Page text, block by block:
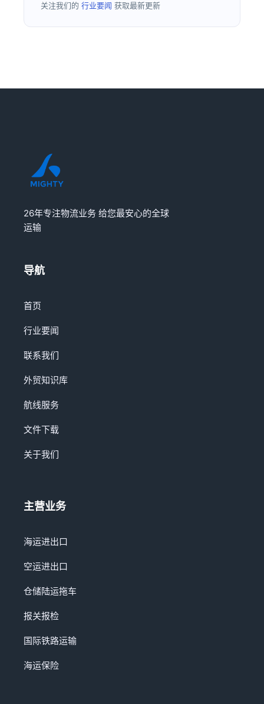
关注我们的 行业要闻 获取最新更新
26年专注物流业务 给您最安心的全球
运输
导航
首页
行业要闻
联系我们
外贸知识库
航线服务
文件下载
关于我们
主营业务
海运进出口
空运进出口
仓储陆运拖车
报关报检
国际铁路运输
海运保险